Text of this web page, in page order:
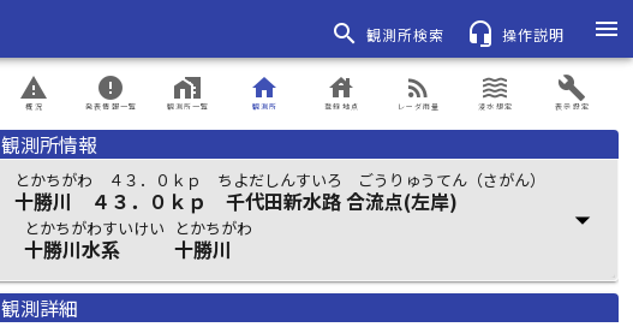
search 観測所検索 headset_mic 操作説明
menu
概況
report_problem
発表情報一覧
error
観測所一覧
home_work
観測所
home
登録地点
house
レーダ雨量
rss_feed
浸水想定
waves
表示設定
build
観測所情報
とかちがわ ４３．０ｋｐ ちよだしんすいろ ごうりゅうてん（さがん）
十勝川 ４３．０ｋｐ 千代田新水路 合流点(左岸)
とかちがわすいけい
十勝川水系
とかちがわ
十勝川
arrow_drop_down
観測詳細